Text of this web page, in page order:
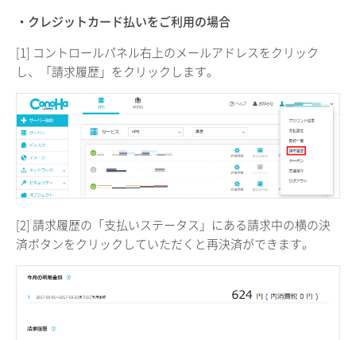
・クレジットカード払いをご利用の場合
[1] コントロールパネル右上のメールアドレスをクリック
し、「請求履歴」をクリックします。
[2] 請求履歴の「支払いステータス」にある請求中の横の決
済ボタンをクリックしていただくと再決済ができます。